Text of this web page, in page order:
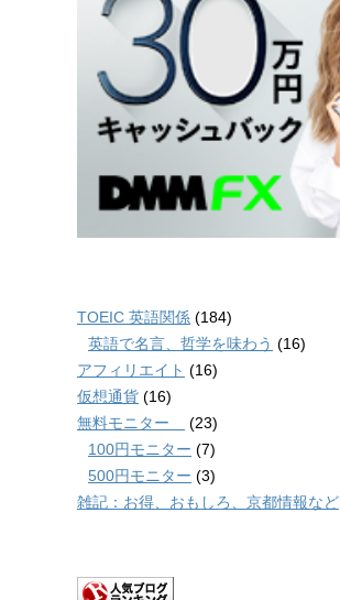
TOEIC 英語関係 (184)
英語で名言、哲学を味わう (16)
アフィリエイト (16)
仮想通貨 (16)
無料モニター
(23)
100円モニター (7)
500円モニター (3)
雑記：お得、おもしろ、京都情報など